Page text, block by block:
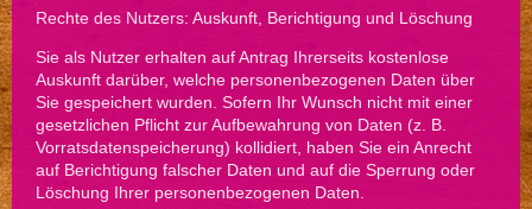
Rechte des Nutzers: Auskunft, Berichtigung und Löschung
Sie als Nutzer erhalten auf Antrag Ihrerseits kostenlose
Auskunft darüber, welche personenbezogenen Daten über
Sie gespeichert wurden. Sofern Ihr Wunsch nicht mit einer
gesetzlichen Pflicht zur Aufbewahrung von Daten (z. B.
Vorratsdatenspeicherung) kollidiert, haben Sie ein Anrecht
auf Berichtigung falscher Daten und auf die Sperrung oder
Löschung Ihrer personenbezogenen Daten.